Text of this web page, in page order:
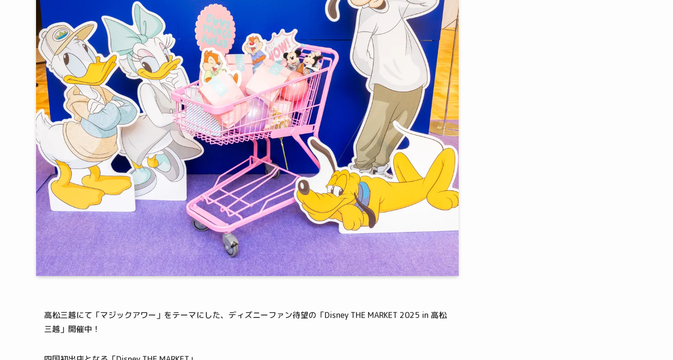
高松三越にて「マジックアワー」をテーマにした、ディズニーファン待望の「Disney THE MARKET 2025 in 高松
三越」開催中！